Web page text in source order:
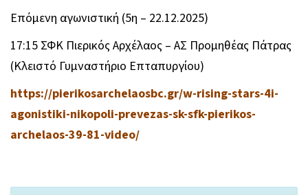
Επόμενη αγωνιστική (5η – 22.12.2025)
17:15 ΣΦΚ Πιερικός Αρχέλαος – ΑΣ Προμηθέας Πάτρας
(Κλειστό Γυμναστήριο Επταπυργίου)
https://pierikosarchelaosbc.gr/w-rising-stars-4i-
agonistiki-nikopoli-prevezas-sk-sfk-pierikos-
archelaos-39-81-video/